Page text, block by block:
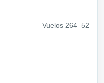
Vuelos 264_52